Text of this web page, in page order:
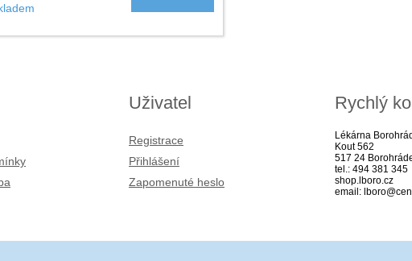
Uživatel
Registrace
Přihlášení
Zapomenuté heslo
Rychlý
Lékárna
Kout 562
517 24
tel.: 494 381 345
shop.lboro.cz
email: